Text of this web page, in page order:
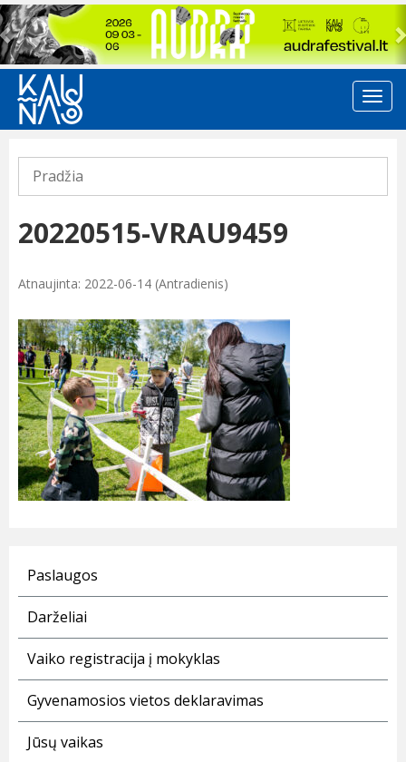
Previous
Pradžia
20220515-VRAU9459
Atnaujinta: 2022-06-14 (Antradienis)
Paslaugos
Darželiai
Vaiko registracija į mokyklas
Gyvenamosios vietos deklaravimas
Jūsų vaikas